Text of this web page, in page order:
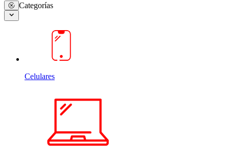
Categorías
Celulares